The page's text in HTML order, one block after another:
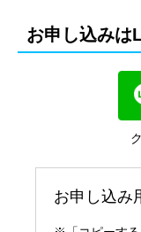
国際業務
お申し込みは
お申し込み